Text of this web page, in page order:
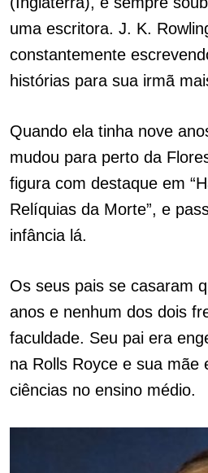
uma escritora. J. K.
constantemente
histórias para sua irmã
Quando ela tinha nove
mudou para perto da
figura com destaque em
Relíquias da Morte”, e
infância lá.
Os seus pais se casaram
anos e nenhum dos dois
faculdade. Seu pai era
na Rolls Royce e sua mãe
ciências no ensino médio.